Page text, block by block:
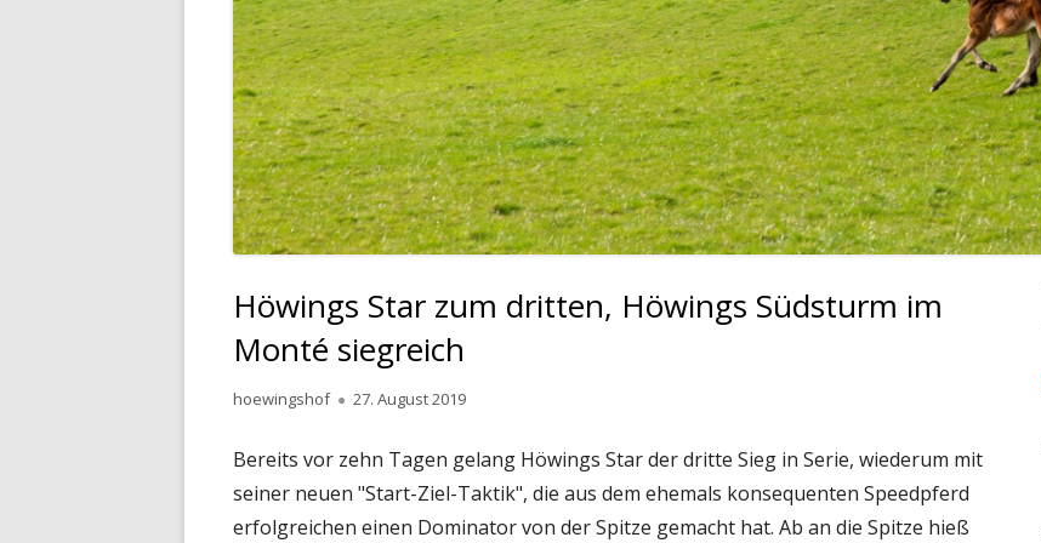
Höwings Star zum dritten, Höwings Südsturm im
Monté siegreich
Autor
hoewingshof
Veröffentlicht
27. August 2019
Bereits vor zehn Tagen gelang Höwings Star der dritte Sieg in Serie, wiederum mit
seiner neuen "Start-Ziel-Taktik", die aus dem ehemals konsequenten Speedpferd
erfolgreichen einen Dominator von der Spitze gemacht hat. Ab an die Spitze hieß